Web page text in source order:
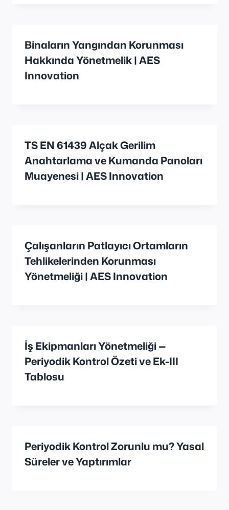
Binaların Yangından Korunması
Hakkında Yönetmelik | AES
Innovation
TS EN 61439 Alçak Gerilim
Anahtarlama ve Kumanda Panoları
Muayenesi | AES Innovation
Çalışanların Patlayıcı Ortamların
Tehlikelerinden Korunması
Yönetmeliği | AES Innovation
İş Ekipmanları Yönetmeliği —
Periyodik Kontrol Özeti ve Ek-III
Tablosu
Periyodik Kontrol Zorunlu mu? Yasal
Süreler ve Yaptırımlar